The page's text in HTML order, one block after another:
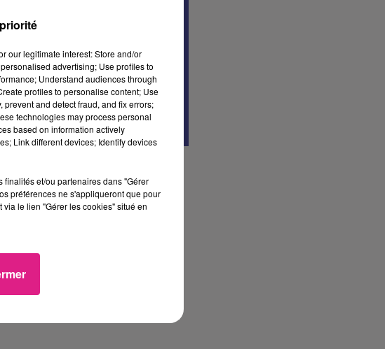
our legitimate interest: Store and/or
advertising; Use profiles to
Understand audiences through
profiles to personalise content; Use
and detect fraud, and fix errors;
technologies may process personal
based on information actively
Link different devices; Identify devices
finalités et/ou partenaires dans "Gérer
préférences ne s'appliqueront que pour
le lien "Gérer les cookies" situé en